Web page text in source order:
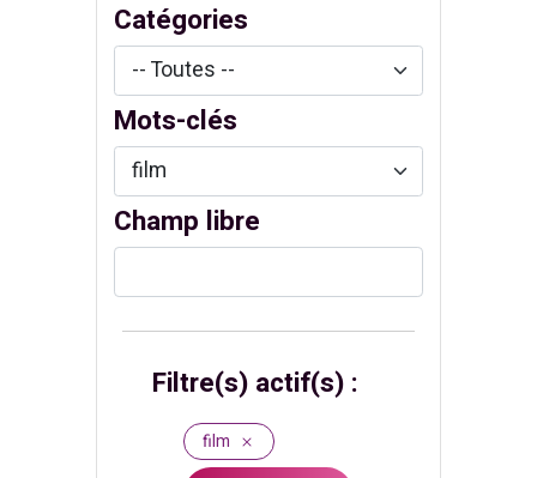
Catégories
Mots-clés
Champ libre
Filtre(s) actif(s) :
film